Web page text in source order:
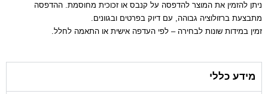
ניתן להזמין את המוצר להדפסה על קנבס או זכוכית מחוסמת. ההדפסה
מתבצעת ברזולוציה גבוהה, עם דיוק בפרטים ובגוונים.
זמין במידות שונות לבחירה – לפי העדפה אישית או התאמה לחלל.
מידע כללי